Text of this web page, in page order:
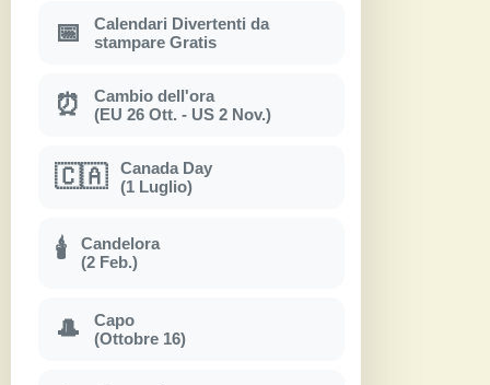
📅
Calendari Divertenti da
stampare Gratis
⏰
Cambio dell'ora
(EU 26 Ott. - US 2 Nov.)
🇨🇦
Canada Day
(1 Luglio)
🕯
Candelora
(2 Feb.)
🎩
Capo
(Ottobre 16)